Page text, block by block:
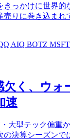
っかけに世界的
売りに巻き込まれ
AIQ BOTZ MSFT
欠く、ウォ
速
大型テック偏重
の決算シーズンで